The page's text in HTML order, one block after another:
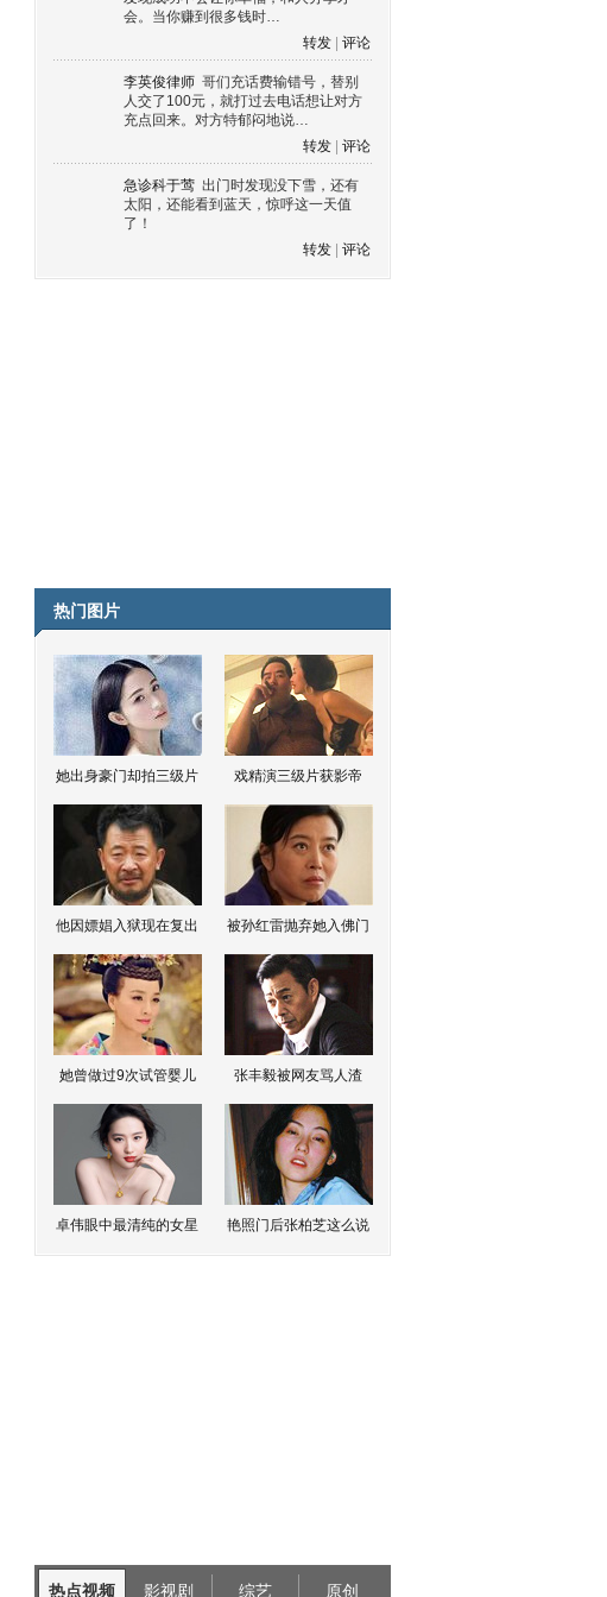
会。当你赚到很多钱时…
转发
评论
李英俊律师 哥们充话费输错号，替别
人交了100元，就打过去电话想让对方
充点回来。对方特郁闷地说…
转发
评论
急诊科于莺 出门时发现没下雪，还有
太阳，还能看到蓝天，惊呼这一天值
了！
转发
评论
热门图片
她出身豪门却拍三级片 戏精演三级片获影帝
他因嫖娼入狱现在复出 被孙红雷抛弃她入佛门
她曾做过9次试管婴儿 张丰毅被网友骂人渣
卓伟眼中最清纯的女星 艳照门后张柏芝这么说
热点视频 影视剧 综艺 原创